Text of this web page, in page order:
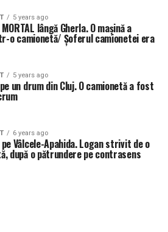
5 years ago
lângă Gherla. O mașină a
o camionetă/ Șoferul camionetei era
5 years ago
un drum din Cluj. O camionetă a fost
6 years ago
Vâlcele-Apahida. Logan strivit de o
după o pătrundere pe contrasens